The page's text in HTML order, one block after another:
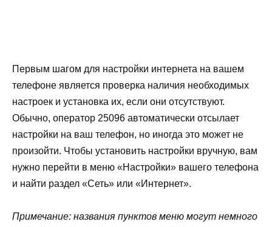
Первым шагом для настройки интернета на вашем
телефоне является проверка наличия необходимых
настроек и установка их, если они отсутствуют.
Обычно, оператор 25096 автоматически отсылает
настройки на ваш телефон, но иногда это может не
произойти. Чтобы установить настройки вручную, вам
нужно перейти в меню «Настройки» вашего телефона
и найти раздел «Сеть» или «Интернет».
Примечание: названия пунктов меню могут немного